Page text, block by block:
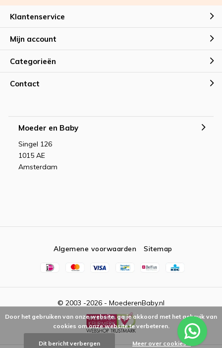
Klantenservice
Mijn account
Categorieën
Contact
Moeder en Baby
Singel 126
1015 AE
Amsterdam
© 2003 -2026 - MoederenBaby.nl
Algemene voorwaarden Sitemap
Door het gebruiken van onze website, ga je akkoord met het gebruik van
cookies om onze website te verbeteren.
Dit bericht verbergen Meer over cookies »